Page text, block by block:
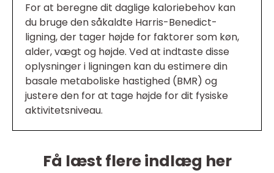
For at beregne dit daglige kaloriebehov kan
du bruge den såkaldte Harris-Benedict-
ligning, der tager højde for faktorer som køn,
alder, vægt og højde. Ved at indtaste disse
oplysninger i ligningen kan du estimere din
basale metaboliske hastighed (BMR) og
justere den for at tage højde for dit fysiske
aktivitetsniveau.
Få læst flere indlæg her